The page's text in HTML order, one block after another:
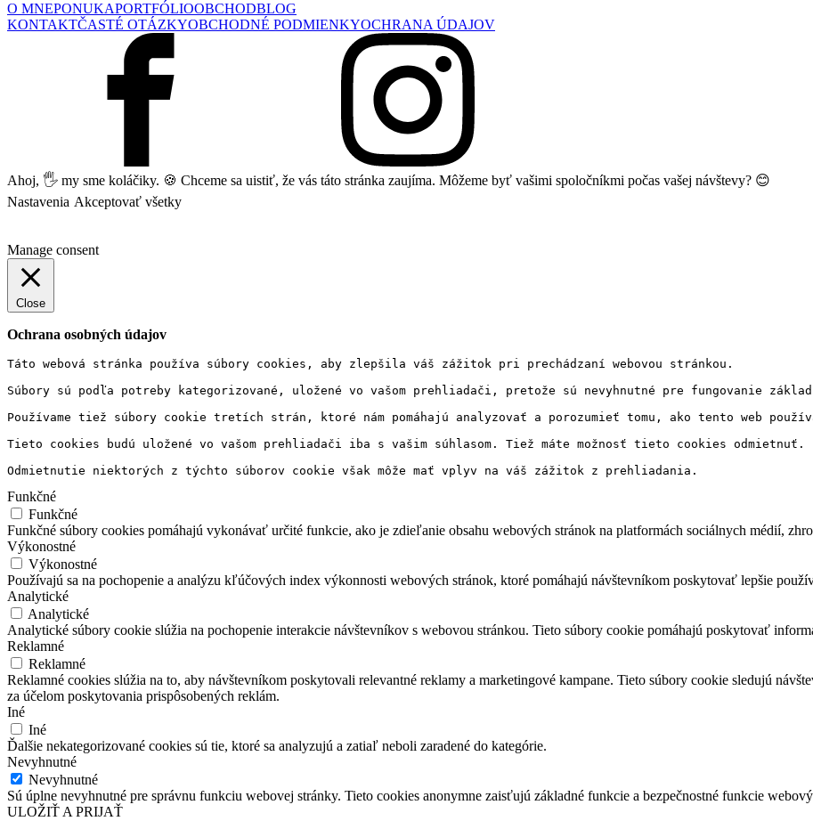
O MNEPONUKAPORTFÓLIOOBCHODBLOG
KONTAKTČASTÉ OTÁZKYOBCHODNÉ PODMIENKYOCHRANA ÚDAJOV
Ahoj, 🖐 my sme koláčiky. 🍪 Chceme sa uistiť, že vás táto stránka zaujíma. Môžeme byť vašimi spoločníkmi počas vašej návštevy? 😊
Nastavenia Akceptovať všetky
Manage consent
Close
Ochrana osobných údajov
Táto webová stránka používa súbory cookies, aby zlepšila váš zážitok pri prechádzaní webovou stránkou.
Súbory sú podľa potreby kategorizované, uložené vo vašom prehliadači, pretože sú nevyhnutné pre fungovanie
Používame tiež súbory cookie tretích strán, ktoré nám pomáhajú analyzovať a porozumieť tomu, ako tento web
Tieto cookies budú uložené vo vašom prehliadači iba s vašim súhlasom. Tiež máte možnosť tieto cookies odmietnuť.
Odmietnutie niektorých z týchto súborov cookie však môže mať vplyv na váš zážitok z prehliadania.
Funkčné
Funkčné
Funkčné súbory cookies pomáhajú vykonávať určité funkcie, ako je zdieľanie obsahu webových stránok na platformách sociálnych médií,
Výkonostné
Výkonostné
Používajú sa na pochopenie a analýzu kľúčových index výkonnosti webových stránok, ktoré pomáhajú návštevníkom poskytovať lepšie
Analytické
Analytické
Analytické súbory cookie slúžia na pochopenie interakcie návštevníkov s webovou stránkou. Tieto súbory cookie pomáhajú poskytovať
Reklamné
Reklamné
Reklamné cookies slúžia na to, aby návštevníkom poskytovali relevantné reklamy a marketingové kampane. Tieto súbory cookie sledujú
za účelom poskytovania prispôsobených reklám.
Iné
Iné
Ďalšie nekategorizované cookies sú tie, ktoré sa analyzujú a zatiaľ neboli zaradené do kategórie.
Nevyhnutné
Nevyhnutné
Sú úplne nevyhnutné pre správnu funkciu webovej stránky. Tieto cookies anonymne zaisťujú základné funkcie a bezpečnostné funkcie
ULOŽIŤ A PRIJAŤ